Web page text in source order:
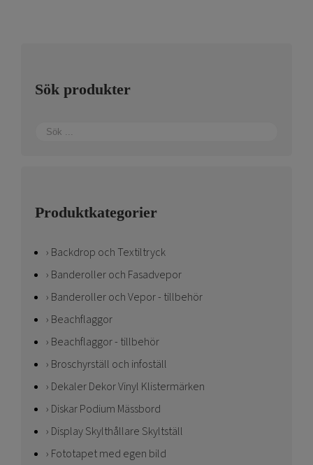
Sök produkter
Produktkategorier
Backdrop och Textiltryck
Banderoller och Fasadvepor
Banderoller och Vepor - tillbehör
Beachflaggor
Beachflaggor - tillbehör
Broschyrställ och infoställ
Dekaler Dekor Vinyl Klistermärken
Diskar Podium Mässbord
Display Skylthållare Skyltställ
Fototapet med egen bild